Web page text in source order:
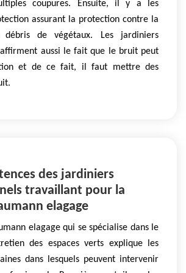
coupures. Ensuite, il y a les
assurant la protection contre la
débris de végétaux. Les jardiniers
affirment aussi le fait que le bruit peut
et de ce fait, il faut mettre des
des jardiniers
travaillant pour la
elagage
elagage qui se spécialise dans le
des espaces verts explique les
dans lesquels peuvent intervenir